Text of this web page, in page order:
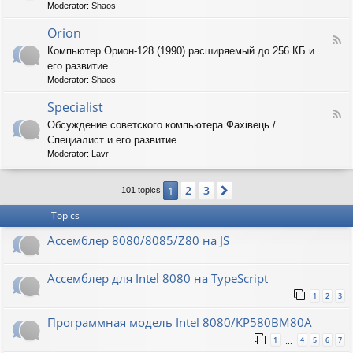
d
R
o
8
Moderator: Shaos
F
Orion
Компьютер Орион-128 (1990) расширяемый до 256 КБ и
его развитие
Moderator: Shaos
F
i
i
t
Specialist
Обсуждение советского компьютера Фахiвець /
Специалист и его развитие
Moderator: Lavr
101 topics 1 2 3
Topics
Ассемблер 8080/8085/Z80 на JS
Ассемблер для Intel 8080 на TypeScript
1 2 3
Программная модель Intel 8080/КР580ВМ80А
1 … 4 5 6 7